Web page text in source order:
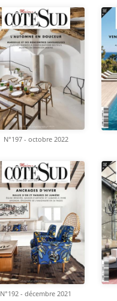
N°197 - octobre 2022
N°192 - décembre 2021